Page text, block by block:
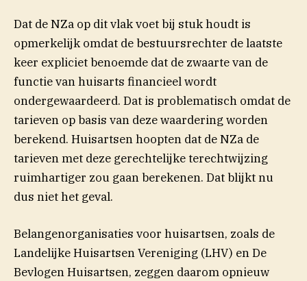
Dat de NZa op dit vlak voet bij stuk houdt is
opmerkelijk omdat de bestuursrechter de laatste
keer expliciet benoemde dat de zwaarte van de
functie van huisarts financieel wordt
ondergewaardeerd. Dat is problematisch omdat de
tarieven op basis van deze waardering worden
berekend. Huisartsen hoopten dat de NZa de
tarieven met deze gerechtelijke terechtwijzing
ruimhartiger zou gaan berekenen. Dat blijkt nu
dus niet het geval.
Belangenorganisaties voor huisartsen, zoals de
Landelijke Huisartsen Vereniging (LHV) en De
Bevlogen Huisartsen, zeggen daarom opnieuw